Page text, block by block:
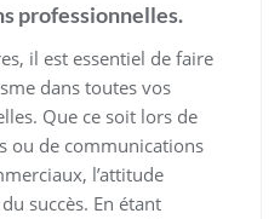
professionnelles.
il est essentiel de faire
dans toutes vos
Que ce soit lors de
ou de communications
l’attitude
succès. En étant